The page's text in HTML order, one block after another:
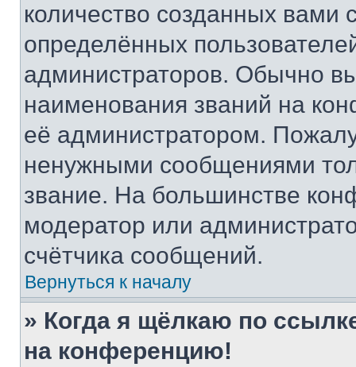
количество созданных
определённых
администраторов. Обычно
наименования званий на
её администратором.
ненужными сообщениями
звание. На большинстве
модератор или
счётчика сообщений.
Вернуться к началу
» Когда я щёлкаю по
на конференцию!